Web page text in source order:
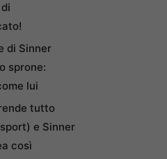
di Sinner
sprone:
lui
tutto
e Sinner
così